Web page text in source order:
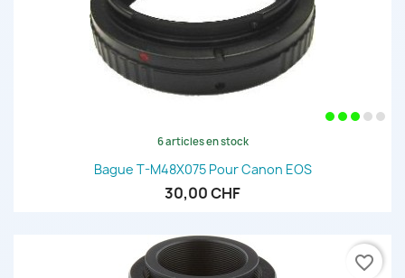
6 articles en stock
Bague T-M48X075 Pour Canon EOS
30,00 CHF
favorite_border